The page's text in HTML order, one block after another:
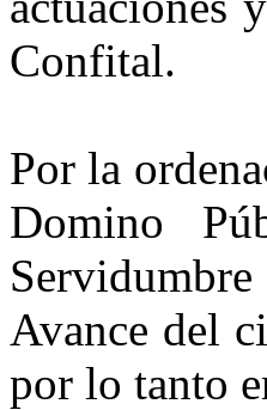
Confital.
Por la
Domino
Avance del
por lo tanto